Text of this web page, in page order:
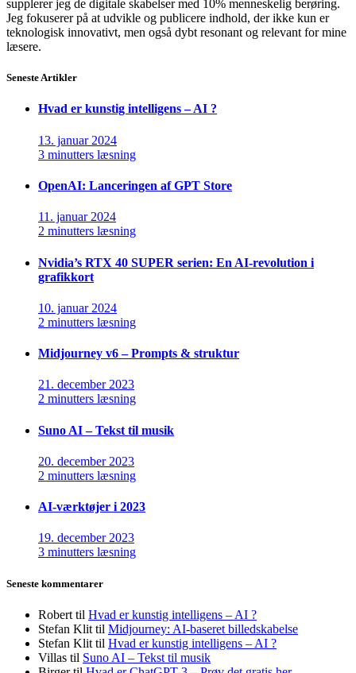
supplerer jeg de digitale skabelser med 10% menneskelig berøring.
Jeg fokuserer på at udvikle og publicere indhold, der ikke kun er
teknologisk innovativt, men også dybt resonant og relevant for mine
læsere.
Seneste Artikler
Hvad er kunstig intelligens – AI ?
13. januar 2024
3 minutters læsning
OpenAI: Lanceringen af GPT Store
11. januar 2024
2 minutters læsning
Nvidia’s RTX 40 SUPER serien: En AI-revolution i
grafikkort
10. januar 2024
2 minutters læsning
Midjourney v6 – Prompts & struktur
21. december 2023
2 minutters læsning
Suno AI – Tekst til musik
20. december 2023
2 minutters læsning
AI-værktøjer i 2023
19. december 2023
3 minutters læsning
Seneste kommentarer
Robert til Hvad er kunstig intelligens – AI ?
Stefan Klit til Midjourney: AI-baseret billedskabelse
Stefan Klit til Hvad er kunstig intelligens – AI ?
Villas til Suno AI – Tekst til musik